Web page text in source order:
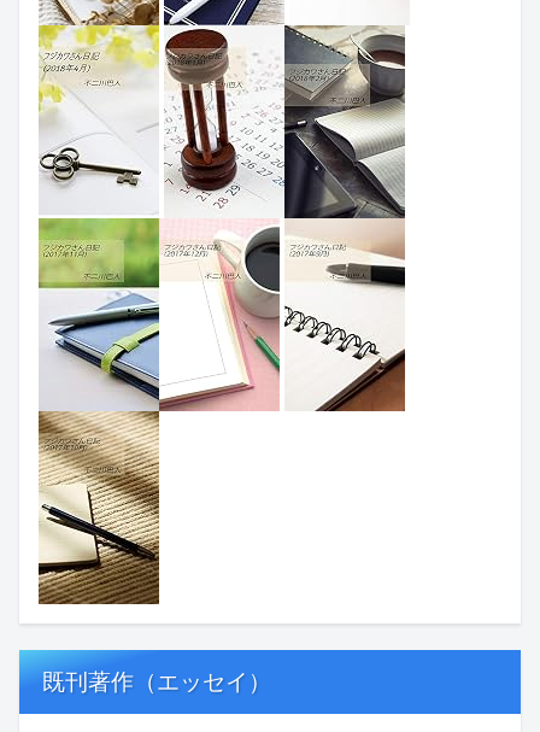
既刊著作（エッセイ）